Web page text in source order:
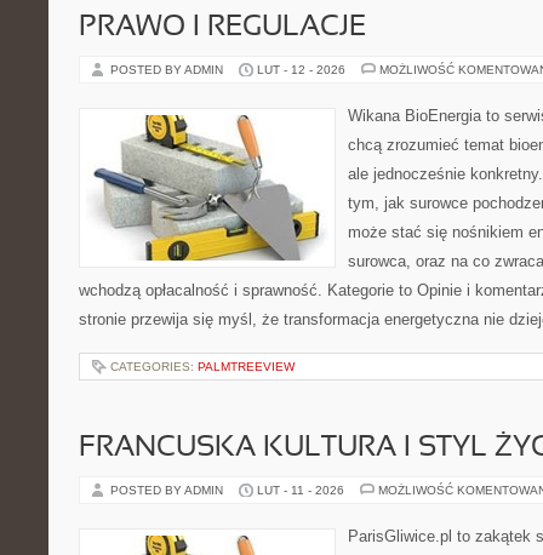
PRAWO I REGULACJE
POSTED BY ADMIN LUT - 12 - 2026 MOŻLIWOŚĆ
Wikana BioEnergia to
chcą zrozumieć temat
ale jednocześnie
tym, jak surowce
może stać się nośnikiem
surowca, oraz na co
wchodzą opłacalność i sprawność. Kategorie to Opinie i
stronie przewija się myśl, że transformacja energetyczna nie
CATEGORIES: PALMTREEVIEW
FRANCUSKA KULTURA I STYL
POSTED BY ADMIN LUT - 11 - 2026 MOŻLIWOŚĆ
ParisGliwice.pl to zakątek